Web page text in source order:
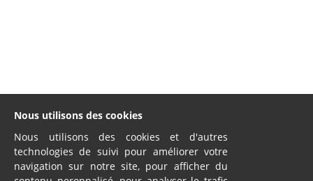
Nous utilisons des cookies
Nous utilisons des cookies et d'autres
technologies de suivi pour améliorer votre
navigation sur notre site, pour afficher du